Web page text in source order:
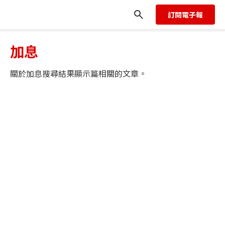
訂閱電子報
加息
關於加息搜尋結果顯示篇相關的文章。